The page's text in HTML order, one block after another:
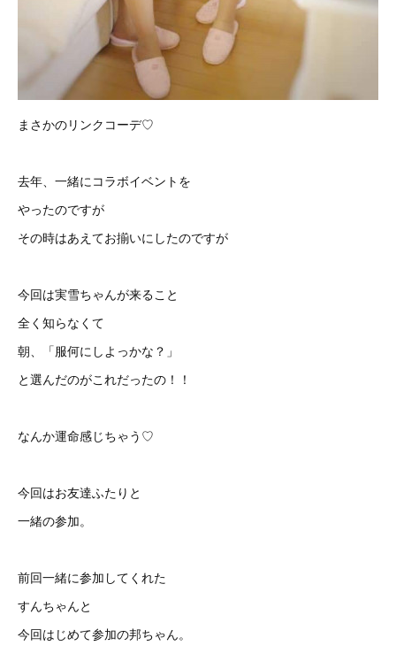
まさかのリンクコーデ♡
去年、一緒にコラボイベントを
やったのですが
その時はあえてお揃いにしたのですが
今回は実雪ちゃんが来ること
全く知らなくて
朝、「服何にしよっかな？」
と選んだのがこれだったの！！
なんか運命感じちゃう♡
今回はお友達ふたりと
一緒の参加。
前回一緒に参加してくれた
すんちゃんと
今回はじめて参加の邦ちゃん。